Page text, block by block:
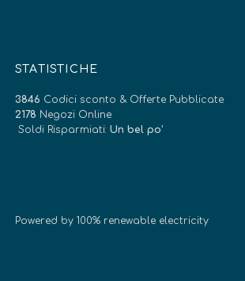
STATISTICHE
3846 Codici sconto & Offerte Pubblicate
2178 Negozi Online
Soldi Risparmiati: Un bel po’
Powered by 100% renewable electricity